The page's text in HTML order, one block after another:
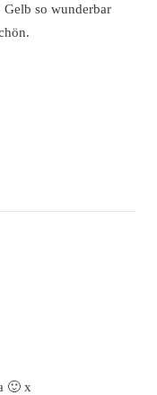
so wunderbar
🙂 x